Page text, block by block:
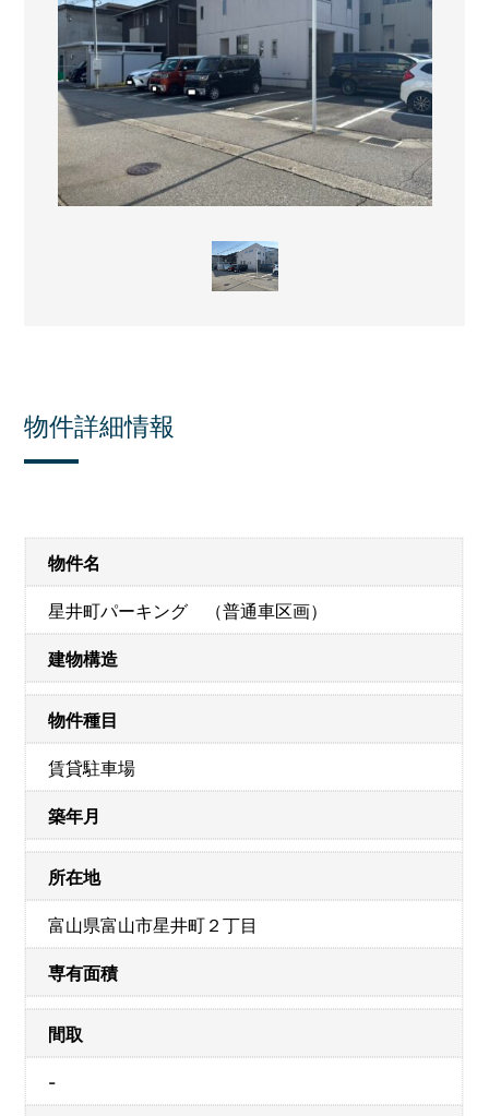
物件詳細情報
物件名
星井町パーキング （普通車区画）
建物構造
物件種目
賃貸駐車場
築年月
所在地
富山県富山市星井町２丁目
専有面積
間取
-